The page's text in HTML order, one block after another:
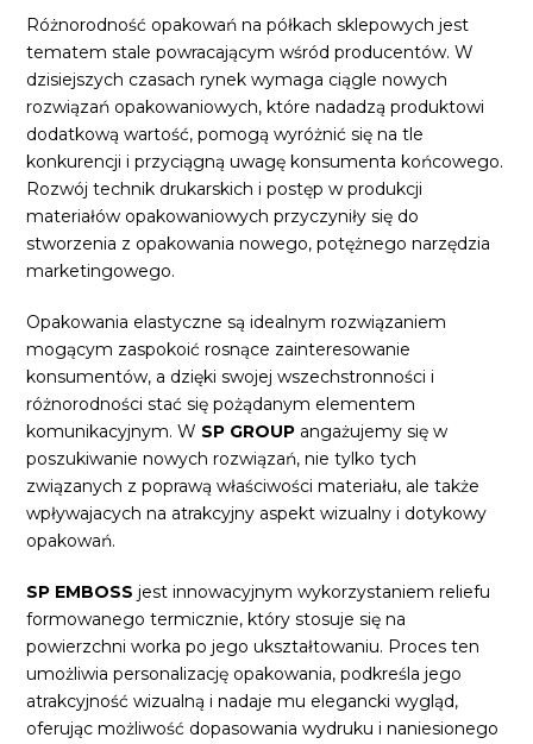
Różnorodność opakowań na półkach sklepowych jest
tematem stale powracającym wśród producentów. W
dzisiejszych czasach rynek wymaga ciągle nowych
rozwiązań opakowaniowych, które nadadzą produktowi
dodatkową wartość, pomogą wyróżnić się na tle
konkurencji i przyciągną uwagę konsumenta końcowego.
Rozwój technik drukarskich i postęp w produkcji
materiałów opakowaniowych przyczyniły się do
stworzenia z opakowania nowego, potężnego narzędzia
marketingowego.
Opakowania elastyczne są idealnym rozwiązaniem
mogącym zaspokoić rosnące zainteresowanie
konsumentów, a dzięki swojej wszechstronności i
różnorodności stać się pożądanym elementem
komunikacyjnym. W SP GROUP angażujemy się w
poszukiwanie nowych rozwiązań, nie tylko tych
związanych z poprawą właściwości materiału, ale także
wpływajacych na atrakcyjny aspekt wizualny i dotykowy
opakowań.
SP EMBOSS jest innowacyjnym wykorzystaniem reliefu
formowanego termicznie, który stosuje się na
powierzchni worka po jego ukształtowaniu. Proces ten
umożliwia personalizację opakowania, podkreśla jego
atrakcyjność wizualną i nadaje mu elegancki wygląd,
oferując możliwość dopasowania wydruku i naniesionego